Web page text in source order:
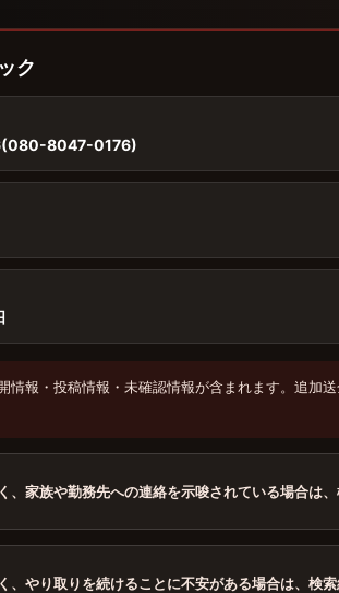
ク
8047-0176)
情報・投稿情報・未確認情報が含まれます。追加
、家族や勤務先への連絡を示唆されている場合は
、やり取りを続けることに不安がある場合は、検